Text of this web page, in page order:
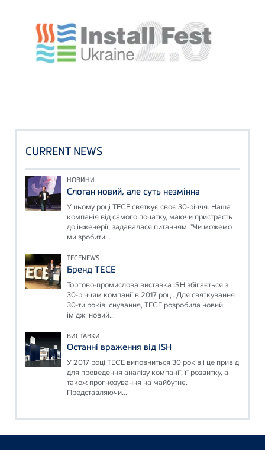
CURRENT NEWS
НОВИНИ
Слоган новий, але суть незмінна
У цьому році ТЕСЕ святкує своє 30-річчя. Наша
компанія від самого початку, маючи пристрасть
до інженерії, задавалася питанням: "Чи можемо
ми зробити...
TECENEWS
Бренд ТЕСЕ
Торгово-промислова виставка ISH збігається з
30-річчям компанії в 2017 році. Для святкування
30-ти років існування, ТЕСЕ розробила новий
імідж: новий...
ВИСТАВКИ
Останні враження від ISH
У 2017 році ТЕСЕ виповниться 30 років і це привід
для проведення аналізу компанії, її розвитку, а
також прогнозування на майбутнє.
Представляючи...